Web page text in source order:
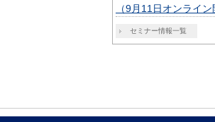
（9月11日オンライン
セミナー情報一覧